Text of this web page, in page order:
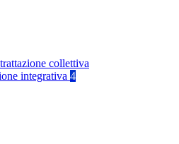
collettiva
integrativa 4